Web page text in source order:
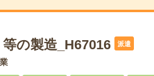
の製造_H67016 派遣